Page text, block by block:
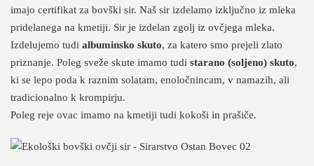
imajo certifikat za bovški sir. Naš sir izdelamo izključno iz mleka
pridelanega na kmetiji. Sir je izdelan zgolj iz ovčjega mleka.
Izdelujemo tudi albuminsko skuto, za katero smo prejeli zlato
priznanje. Poleg sveže skute imamo tudi starano (soljeno) skuto,
ki se lepo poda k raznim solatam, enoločnincam, v namazih, ali
tradicionalno k krompirju.
Poleg reje ovac imamo na kmetiji tudi kokoši in prašiče.